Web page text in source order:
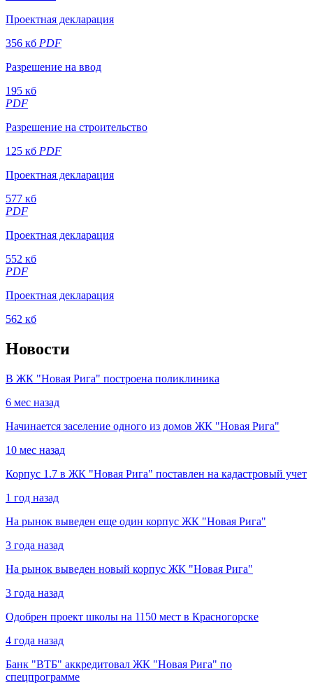
Проектная декларация
356 кб PDF
Разрешение на ввод
195 кб
PDF
Разрешение на строительство
125 кб PDF
Проектная декларация
577 кб
PDF
Проектная декларация
552 кб
PDF
Проектная декларация
562 кб
Новости
В ЖК "Новая Рига" построена поликлиника
6 мес назад
Начинается заселение одного из домов ЖК "Новая Рига"
10 мес назад
Корпус 1.7 в ЖК "Новая Рига" поставлен на кадастровый учет
1 год назад
На рынок выведен еще один корпус ЖК "Новая Рига"
3 года назад
На рынок выведен новый корпус ЖК "Новая Рига"
3 года назад
Одобрен проект школы на 1150 мест в Красногорске
4 года назад
Банк "ВТБ" аккредитовал ЖК "Новая Рига" по
спецпрограмме